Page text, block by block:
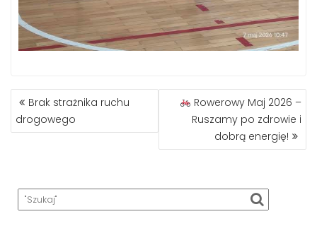
NAWIGACJA
WPISU
Brak strażnika ruchu
drogowego
Rowerowy Maj 2026 –
Ruszamy po zdrowie i
dobrą energię!